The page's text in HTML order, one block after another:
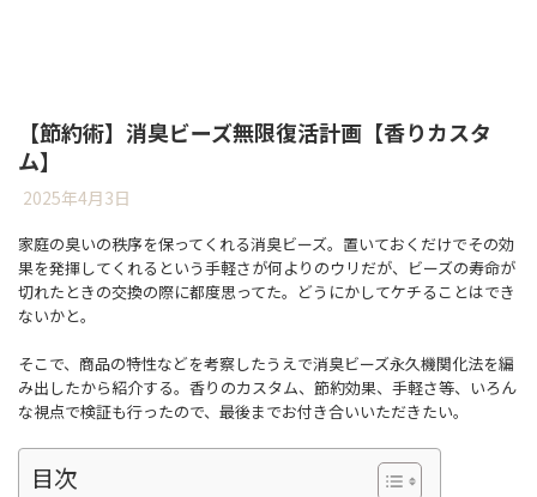
【節約術】消臭ビーズ無限復活計画【香りカスタ
ム】
2025年4月3日
家庭の臭いの秩序を保ってくれる消臭ビーズ。置いておくだけでその効
果を発揮してくれるという手軽さが何よりのウリだが、ビーズの寿命が
切れたときの交換の際に都度思ってた。どうにかしてケチることはでき
ないかと。
そこで、商品の特性などを考察したうえで消臭ビーズ永久機関化法を編
み出したから紹介する。香りのカスタム、節約効果、手軽さ等、いろん
な視点で検証も行ったので、最後までお付き合いいただきたい。
目次